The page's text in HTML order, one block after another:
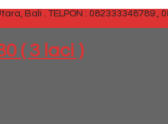
Bali . TELPON : 082333348789 ,
( 3 laci )